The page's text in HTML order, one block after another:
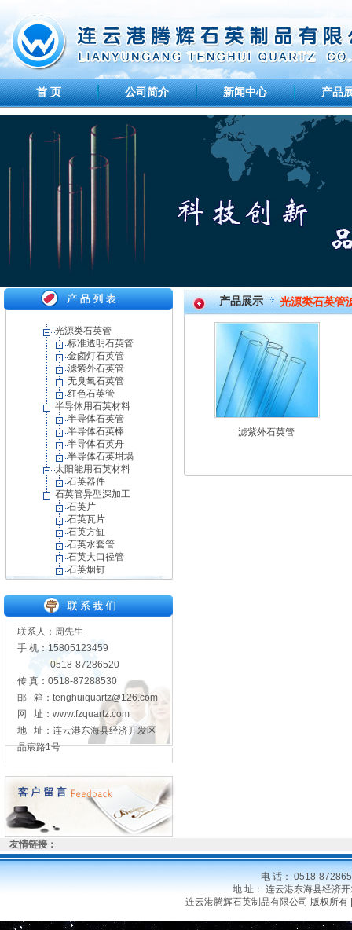
首 页 公司简介 新闻中心 产品
光源类石英管
标准透明石英管
金卤灯石英管
滤紫外石英管
无臭氧石英管
红色石英管
半导体用石英材料
半导体石英管
半导体石英棒
半导体石英舟
半导体石英坩埚
太阳能用石英材料
石英器件
石英管异型深加工
石英片
石英瓦片
石英方缸
石英水套管
石英大口径管
石英烟钉
联系人：周先生
手 机：15805123459
0518-87286520
传 真：0518-87288530
邮 箱：tenghuiquartz@126.com
网 址：www.fzquartz.com
地 址：连云港东海县经济开发区
晶宸路1号
产品展示 光源类石英管
滤紫外石英管
友情链接：
电 话： 0518-
地 址： 连云港东海县经济
连云港腾辉石英制品有限公司 版权所有